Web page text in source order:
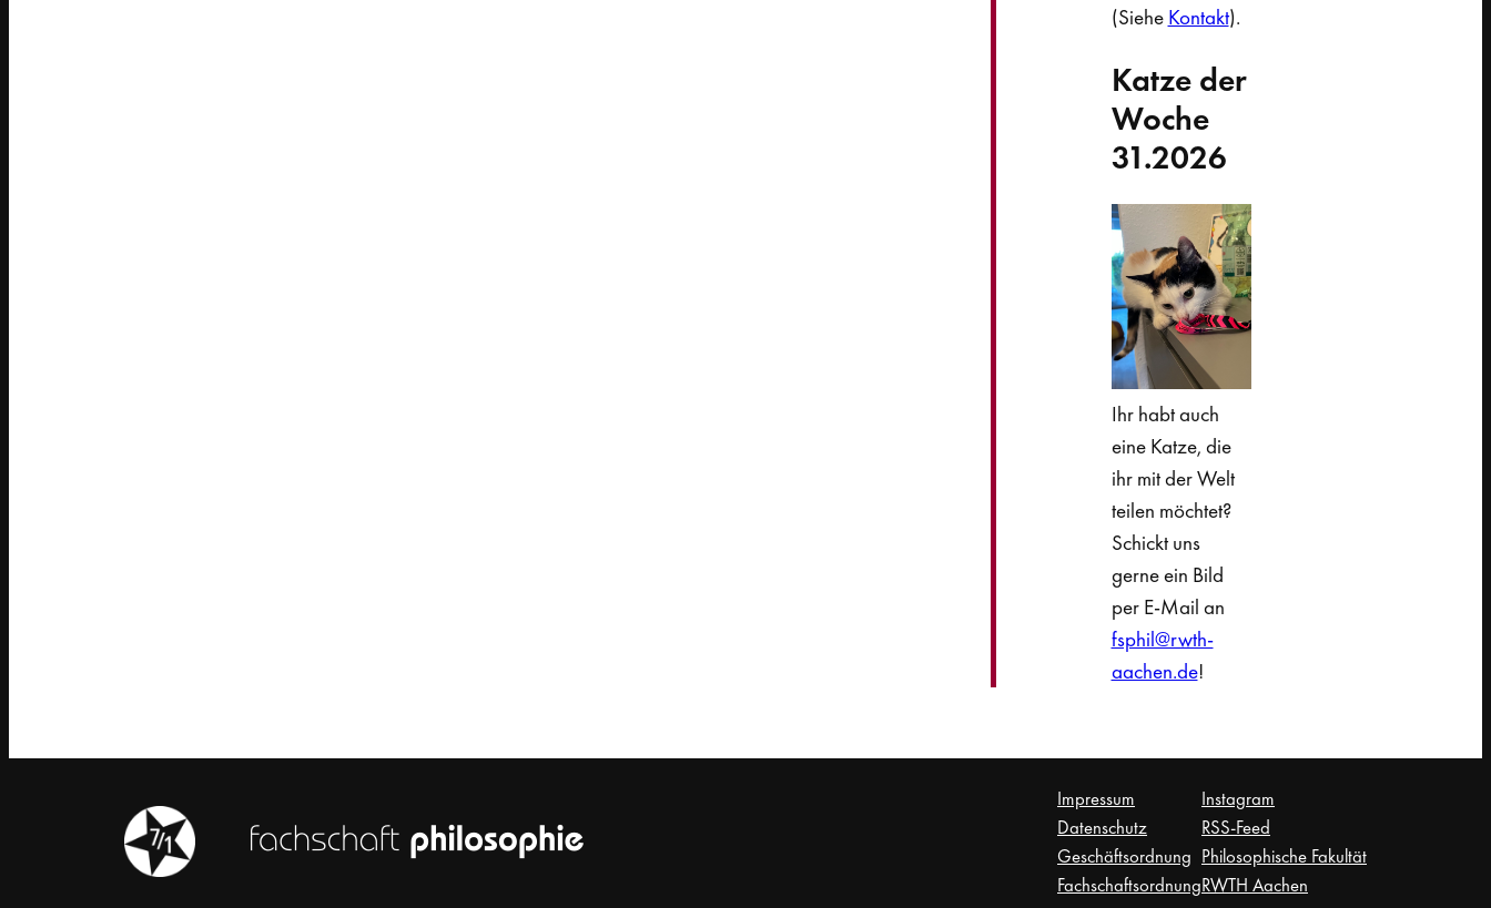
(Siehe Kontakt).
Katze der
Woche
31.2026
Ihr habt auch
eine Katze, die
ihr mit der Welt
teilen möchtet?
Schickt uns
gerne ein Bild
per E-Mail an
fsphil@rwth-
aachen.de!
Impressum
Datenschutz
Geschäftsordnung
Fachschaftsordnung
Instagram
RSS-Feed
Philosophische Fakultät
RWTH Aachen